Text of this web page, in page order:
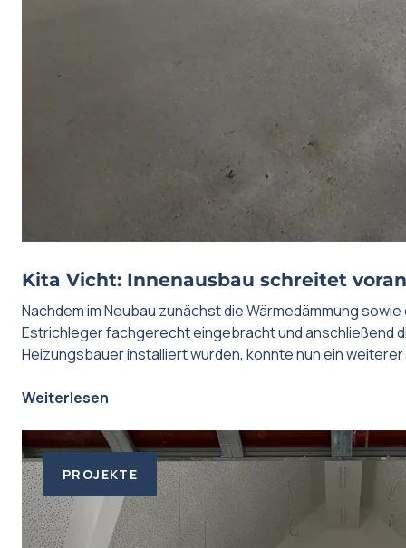
Kita Vicht: Innenausbau schreitet
Nachdem im Neubau zunächst die Wärmedämmung
Estrichleger fachgerecht eingebracht und anschließend
Heizungsbauer installiert wurden, konnte nun ein
Weiterlesen
PROJEKTE